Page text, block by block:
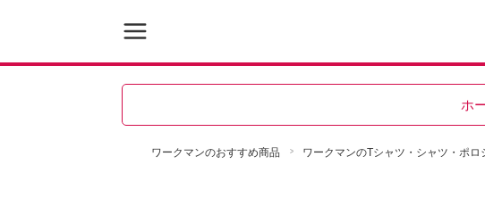
ホ
ワークマンのおすすめ商品 ワークマンのTシャツ・シャツ・ポロ